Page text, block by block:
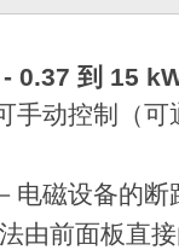
0.37 到 15
动控制（可
磁设备的断
前面板直接